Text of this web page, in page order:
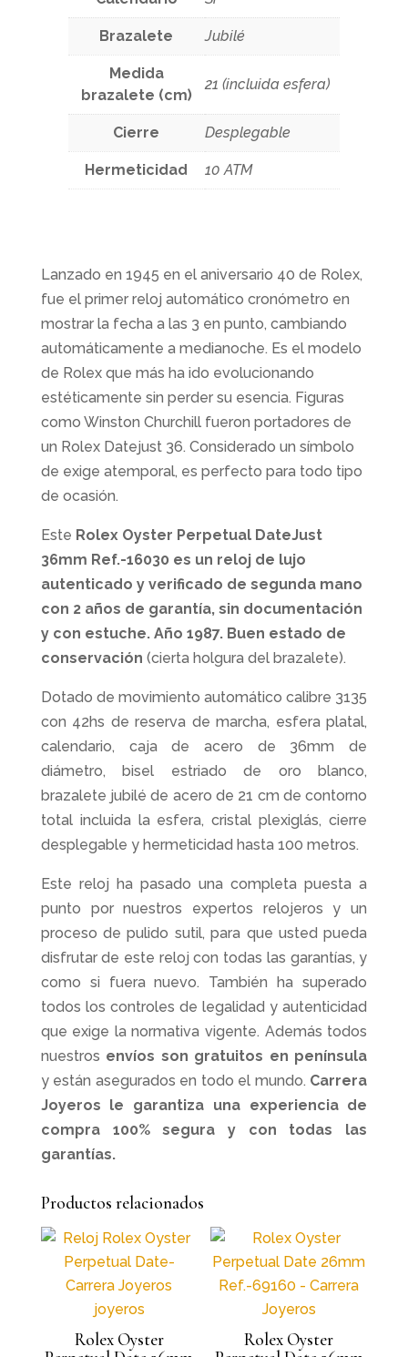
Brazalete Jubilé
Medida
brazalete (cm)
21 (incluida esfera)
Cierre Desplegable
Hermeticidad 10 ATM
Lanzado en 1945 en el aniversario 40 de Rolex,
fue el primer reloj automático cronómetro en
mostrar la fecha a las 3 en punto, cambiando
automáticamente a medianoche. Es el modelo
de Rolex que más ha ido evolucionando
estéticamente sin perder su esencia. Figuras
como Winston Churchill fueron portadores de
un Rolex Datejust 36. Considerado un símbolo
de exige atemporal, es perfecto para todo tipo
de ocasión.
Este Rolex Oyster Perpetual DateJust
36mm Ref.-16030 es un reloj de lujo
autenticado y verificado de segunda mano
con 2 años de garantía, sin documentación
y con estuche. Año 1987. Buen estado de
conservación (cierta holgura del brazalete).
Dotado de movimiento automático calibre 3135
con 42hs de reserva de marcha, esfera platal,
calendario, caja de acero de 36mm de
diámetro, bisel estriado de oro blanco,
brazalete jubilé de acero de 21 cm de contorno
total incluida la esfera, cristal plexiglás, cierre
desplegable y hermeticidad hasta 100 metros.
Este reloj ha pasado una completa puesta a
punto por nuestros expertos relojeros y un
proceso de pulido sutil, para que usted pueda
disfrutar de este reloj con todas las garantías, y
como si fuera nuevo. También ha superado
todos los controles de legalidad y autenticidad
que exige la normativa vigente. Además todos
nuestros envíos son gratuitos en península
y están asegurados en todo el mundo. Carrera
Joyeros le garantiza una experiencia de
compra 100% segura y con todas las
garantías.
Productos relacionados
Rolex Oyster
Rolex Oyster